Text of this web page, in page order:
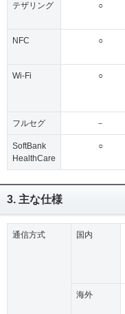
テザリング ○
NFC ○
Wi-Fi ○
フルセグ －
SoftBank
HealthCare
○
3. 主な仕様
通信方式 国内
海外